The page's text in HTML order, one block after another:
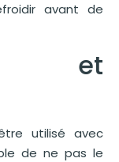
avant de
et
utilisé avec
de ne pas le